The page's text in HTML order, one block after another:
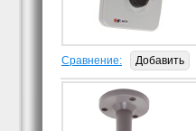
Сравнение: Добавить